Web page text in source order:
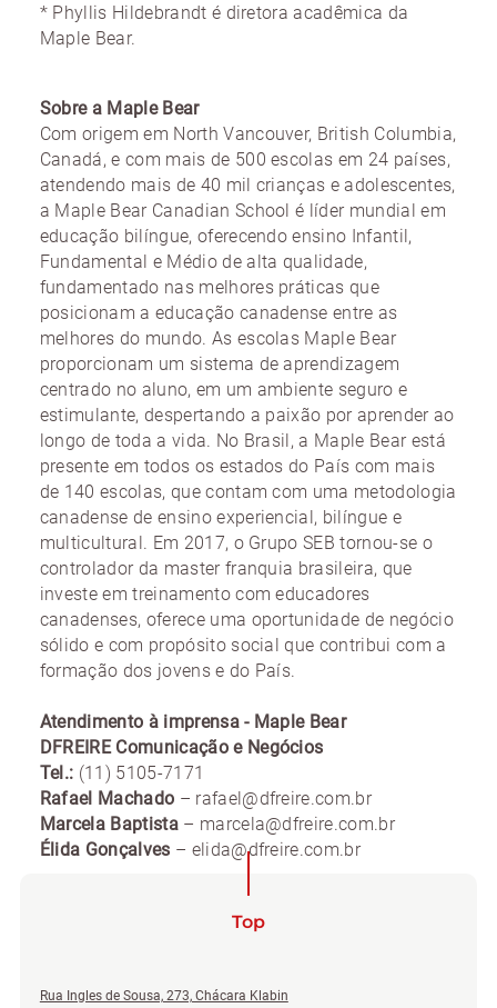
* Phyllis Hildebrandt é diretora acadêmica da
Maple Bear.
Sobre a Maple Bear
Com origem em North Vancouver, British Columbia,
Canadá, e com mais de 500 escolas em 24 países,
atendendo mais de 40 mil crianças e adolescentes,
a Maple Bear Canadian School é líder mundial em
educação bilíngue, oferecendo ensino Infantil,
Fundamental e Médio de alta qualidade,
fundamentado nas melhores práticas que
posicionam a educação canadense entre as
melhores do mundo. As escolas Maple Bear
proporcionam um sistema de aprendizagem
centrado no aluno, em um ambiente seguro e
estimulante, despertando a paixão por aprender ao
longo de toda a vida. No Brasil, a Maple Bear está
presente em todos os estados do País com mais
de 140 escolas, que contam com uma metodologia
canadense de ensino experiencial, bilíngue e
multicultural. Em 2017, o Grupo SEB tornou-se o
controlador da master franquia brasileira, que
investe em treinamento com educadores
canadenses, oferece uma oportunidade de negócio
sólido e com propósito social que contribui com a
formação dos jovens e do País.
Atendimento à imprensa - Maple Bear
DFREIRE Comunicação e Negócios
Tel.: (11) 5105-7171
Rafael Machado – rafael@dfreire.com.br
Marcela Baptista– marcela@dfreire.com.br
Élida Gonçalves – elida@dfreire.com.br
Top
Rua Ingles de Sousa, 273, Chácara Klabin